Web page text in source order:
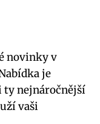
novinky v
je
ty nejnáročnější
vaši